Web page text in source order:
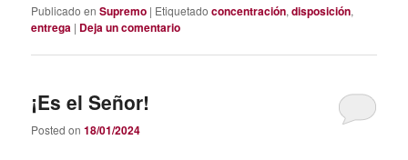
Publicado en Supremo | Etiquetado concentración,disposición,
entrega | Deja un comentario
¡Es el Señor!
Posted on18/01/2024